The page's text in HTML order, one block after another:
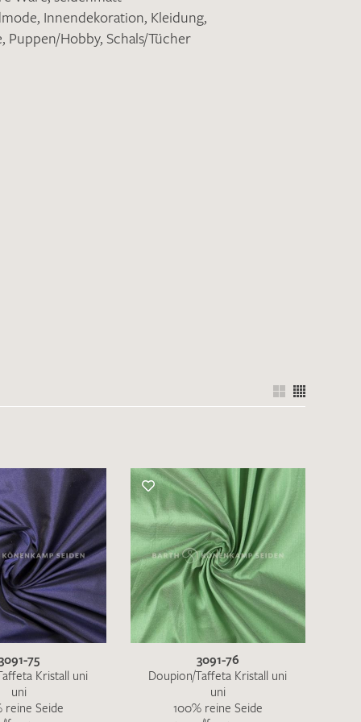
nicht funktionstüchtig. Bitte
, Innendekoration, Kleidung,
, Puppen/Hobby, Schals/Tücher
75
Kristall uni
uni
reine Seide
3091-76
Doupion/Taffeta Kristall uni
uni
100% reine Seide